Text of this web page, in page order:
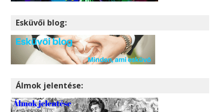
Esküvői blog:
Álmok jelentése: